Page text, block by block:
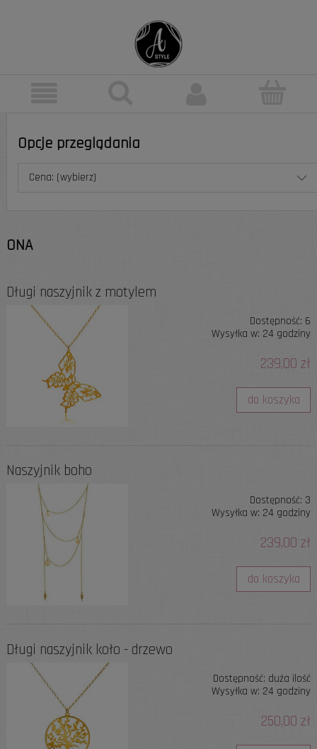
Opcje przeglądania
Cena: (wybierz)
ONA
Długi naszyjnik z motylem
Dostępność: 6
Wysyłka w: 24 godziny
239,00 zł
do koszyka
Naszyjnik boho
Dostępność: 3
Wysyłka w: 24 godziny
239,00 zł
do koszyka
Długi naszyjnik koło - drzewo
Dostępność: duża ilość
Wysyłka w: 24 godziny
250,00 zł